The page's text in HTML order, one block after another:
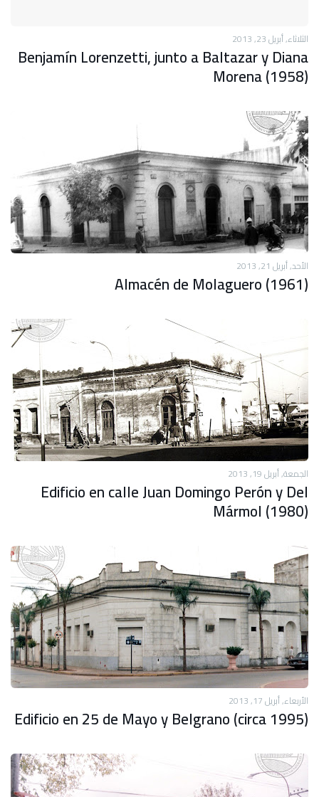
الثلاثاء, أبريل 23, 2013
Benjamín Lorenzetti, junto a Baltazar y Diana
Morena (1958)
الأحد, أبريل 21, 2013
Almacén de Molaguero (1961)
الجمعة, أبريل 19, 2013
Edificio en calle Juan Domingo Perón y Del
Mármol (1980)
الأربعاء, أبريل 17, 2013
Edificio en 25 de Mayo y Belgrano (circa 1995)